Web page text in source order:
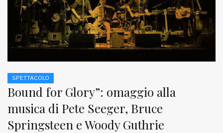
SPETTACOLO
Bound for Glory”: omaggio alla
musica di Pete Seeger, Bruce
Springsteen e Woody Guthrie